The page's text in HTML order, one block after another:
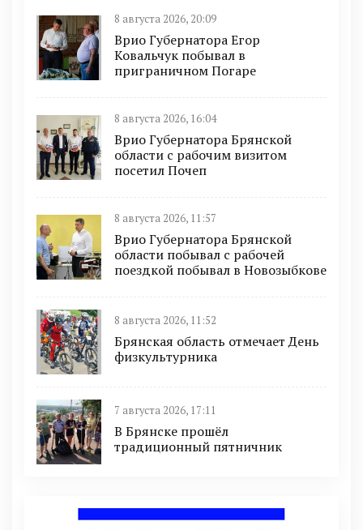
8 августа 2026, 20:09
Врио Губернатора Егор
Ковальчук побывал в
приграничном Погаре
8 августа 2026, 16:04
Врио Губернатора Брянской
области с рабочим визитом
посетил Почеп
8 августа 2026, 11:57
Врио Губернатора Брянской
области побывал с рабочей
поездкой побывал в Новозыбкове
8 августа 2026, 11:52
Брянская область отмечает День
физкультурника
7 августа 2026, 17:11
В Брянске прошёл
традиционный пятничник